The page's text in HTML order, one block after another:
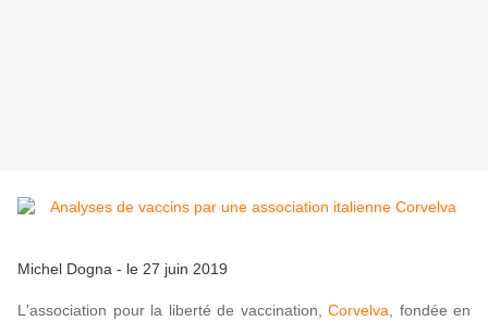
Michel Dogna - le 27 juin 2019
L'association pour la liberté de vaccination, Corvelva , fondée en